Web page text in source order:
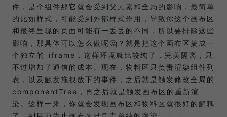
件，是个组件那它就会受到父元素和全局的影响，最简单
的比如样式，可能受到外部样式作用，导致你这个画布区
和最终呈现的页面可能有一丢丢的不同，所以要排除这些
影响，那具体可以怎么做呢🤔？就是把这个画布区搞成一
个独立的 iframe，这样环境就比较纯了，完美隔离，只
不过增加了通信的成本。现在，物料区只负责渲染组件列
表，以及触发拖拽放下的事件，之后就是触发修改全局的
componentTree，再之后就是触发画布区的重新渲
染。这样一来，你就会发现画布区和物料区就很好的解耦